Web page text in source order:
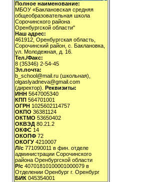
Полное наименование:
МБОУ «Баклановская средняя
общеобразовательная школа
Сорочинского района
Оренбургской области"
Наш адрес:
461912, Оренбургская область,
Сорочинский район, с. Баклановка,
ул. Молодежная, д. 16.
Тел./Факс:
8 (35346) 2-54-45
Эл.почта:
b_school@mail.ru (школьная),
olgaslyadneva@gmail.com
(директор). Реквизиты:
ИНН 5647005340
КПП 564701001
ОГРН 1025602114757
ОКПО 36381124
ОКТМО 53650402
ОКВЭД 80.21.2
ОКФС 14
ОКОПФ 72
ОКОГУ 4210007
Л/с 771090011 в фин. отделе
администрации Сорочинского
района Оренбургской области
Р/с 40701810100001000079 в
Отделении Оренбург г. Оренбург
БИК 045354001